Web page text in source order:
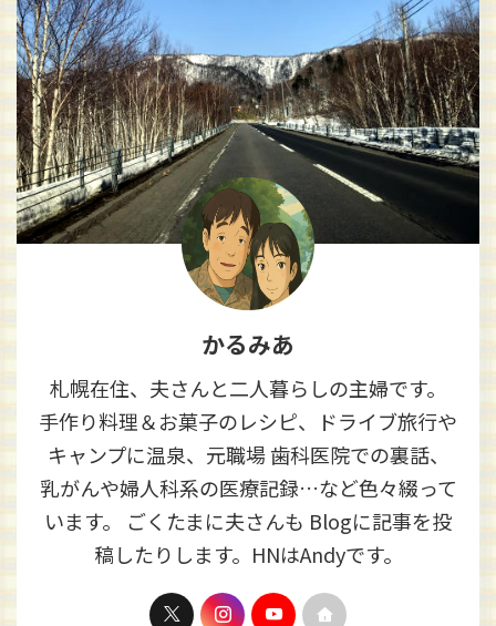
かるみあ
札幌在住、夫さんと二人暮らしの主婦です。
手作り料理＆お菓子のレシピ、ドライブ旅行や
キャンプに温泉、元職場 歯科医院での裏話、
乳がんや婦人科系の医療記録…など色々綴って
います。 ごくたまに夫さんも Blogに記事を投
稿したりします。HNはAndyです。